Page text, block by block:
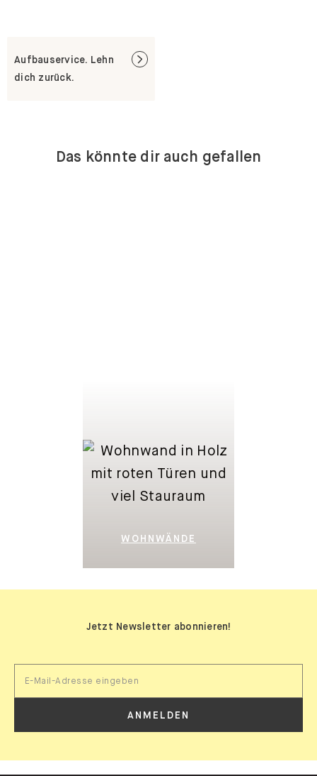
Aufbauservice. Lehn
dich zurück.
Das könnte dir auch gefallen
WOHNWÄNDE
Jetzt Newsletter abonnieren!
ANMELDEN